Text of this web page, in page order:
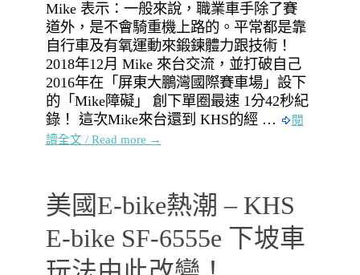
Mike 表示：一般來說，職業車手除了賽
道外，是不會騎重機上路的。平常都是靠
自行車及有氧運動來鍛鍊體力跟技術！
2018年12月 Mike 來台交流，並打破自己
2016年在「屏東大鵬灣國際賽車場」設下
的「Mike障礙」 創下單圈最速 1分42秒紀
錄！ 這次Mike來台還到 KHS的經 …
閱
讀全文 / Read more →
美國E-bike熱潮 – KHS
E-bike SF-6555e 下坡車